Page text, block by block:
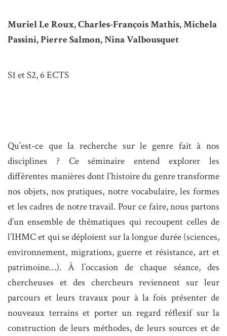
Muriel Le Roux, Charles-François Mathis, Michela
Passini, Pierre Salmon, Nina Valbousquet
S1 et S2, 6 ECTS
Qu’est-ce que la recherche sur le genre fait à nos
disciplines ? Ce séminaire entend explorer les
différentes manières dont l’histoire du genre transforme
nos objets, nos pratiques, notre vocabulaire, les formes
et les cadres de notre travail. Pour ce faire, nous partons
d’un ensemble de thématiques qui recoupent celles de
l’IHMC et qui se déploient sur la longue durée (sciences,
environnement, migrations, guerre et résistance, art et
patrimoine…). À l’occasion de chaque séance, des
chercheuses et des chercheurs reviennent sur leur
parcours et leurs travaux pour à la fois présenter de
nouveaux terrains et porter un regard réflexif sur la
construction de leurs méthodes, de leurs sources et de